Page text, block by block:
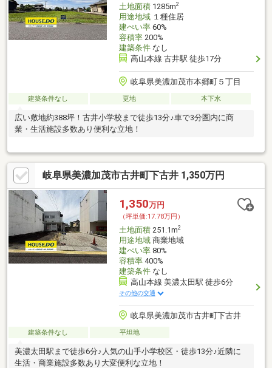
土地面積1285m2
用途地域１種住居
建ぺい率60%
容積率200%
建築条件なし
高山本線 古井駅 徒歩17分
岐阜県美濃加茂市本郷町５丁目
建築条件なし 更地 本下水
広い敷地約388坪！古井小学校まで徒歩13分♪車で3分圏内に商
業・生活施設多数あり便利な立地！
岐阜県美濃加茂市古井町下古井 1,350万円
1,350万円
（坪単価:17.78万円）
土地面積251.1m2
用途地域商業地域
建ぺい率80%
容積率400%
建築条件なし
高山本線 美濃太田駅 徒歩6分
その他の交通
岐阜県美濃加茂市古井町下古井
建築条件なし 平坦地
美濃太田駅まで徒歩6分♪人気の山手小学校区・徒歩13分♪近隣に
生活・商業施設多数あり大変便利な立地！